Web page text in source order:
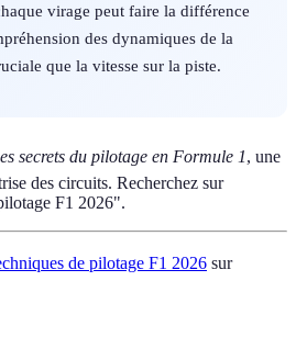
virage peut faire la différence
des dynamiques de la
que la vitesse sur la piste.
secrets du pilotage en Formule 1, une
des circuits. Recherchez sur
F1 2026".
de pilotage F1 2026 sur